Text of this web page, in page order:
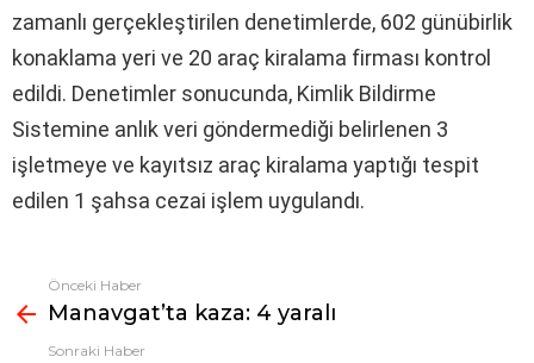
zamanlı gerçekleştirilen denetimlerde, 602 günübirlik
konaklama yeri ve 20 araç kiralama firması kontrol
edildi. Denetimler sonucunda, Kimlik Bildirme
Sistemine anlık veri göndermediği belirlenen 3
işletmeye ve kayıtsız araç kiralama yaptığı tespit
edilen 1 şahsa cezai işlem uygulandı.
Fazlasına
bak
Önceki Haber
Manavgat’ta kaza: 4 yaralı
Sonraki Haber